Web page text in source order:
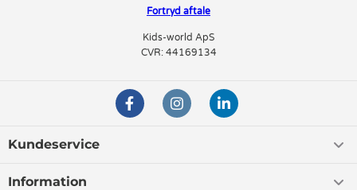
Fortryd aftale
Kids-world ApS
CVR: 44169134
Kundeservice
Information